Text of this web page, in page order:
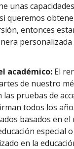
unas
queremos
entonces
personalizada
académico: El
de nuestro
pruebas de
todos los
basados en el
especial
en la